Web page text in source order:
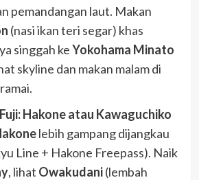
pemandangan laut. Makan
(nasi ikan teri segar) khas
singgah keYokohama Minato
skyline dan makan malam di
Hakone atau Kawaguchiko
lebih gampang dijangkau
Line + Hakone Freepass). Naik
, lihat Owakudani(lembah